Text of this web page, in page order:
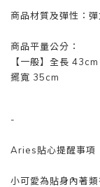
商品材質及彈性：
商品平量公分：
【一般】 全長 43cm
擺寬 35cm
-
Aries貼心提醒事項
小可愛為貼身內著